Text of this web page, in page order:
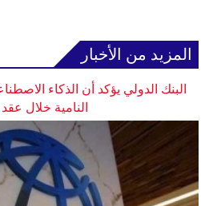
المزيد من الأخبار
البنك الدولي يؤكد أن الذكاء
النامية خلال